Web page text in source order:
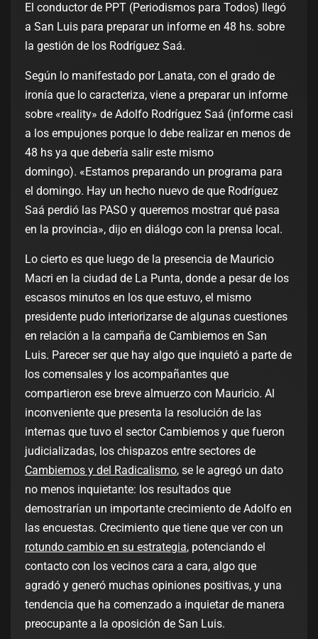
El conductor de PPT (Periodismos para Todos) llegó
a San Luis para preparar un informe en 48 hs. sobre
la gestión de los Rodríguez Saá.
Según lo manifestado por Lanata, con el grado de
ironía que lo caracteriza, viene a preparar un informe
sobre «reality» de Adolfo Rodríguez Saá (informe casi
a los empujones porque lo debe realizar en menos de
48 hs ya que debería salir este mismo
domingo). «Estamos preparando un programa para
el domingo. Hay un hecho nuevo de que Rodríguez
Saá perdió las PASO y queremos mostrar qué pasa
en la provincia», dijo en diálogo con la prensa local.
Lo cierto es que luego de la presencia de Mauricio
Macri en la ciudad de La Punta, donde a pesar de los
escasos minutos en los que estuvo, el mismo
presidente pudo interiorizarse de algunas cuestiones
en relación a la campaña de Cambiemos en San
Luis. Parecer ser que hay algo que inquietó a parte de
los comensales y los acompañantes que
compartieron ese breve almuerzo con Mauricio. Al
inconveniente que presenta la resolución de las
internas que tuvo el sector Cambiemos y que fueron
judicializadas, los chispazos entre sectores de
Cambiemos y del Radicalismo, se le agregó un dato
no menos inquietante: los resultados que
demostrarían un importante crecimiento de Adolfo en
las encuestas. Crecimiento que tiene que ver con un
rotundo cambio en su estrategia, potenciando el
contacto con los vecinos cara a cara, algo que
agradó y generó muchas opiniones positivas, y una
tendencia que ha comenzado a inquietar de manera
preocupante a la oposición de San Luis.